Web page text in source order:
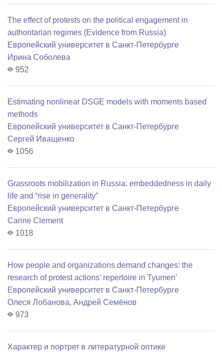
The effect of protests on the political engagement in
authoritarian regimes (Evidence from Russia)
Европейский университет в Санкт-Петербурге
Ирина Соболева
952
Estimating nonlinear DSGE models with moments based
methods
Европейский университет в Санкт-Петербурге
Сергей Иващенко
1056
Grassroots mobilization in Russia: embeddedness in daily
life and “rise in generality”
Европейский университет в Санкт-Петербурге
Carine Clement
1018
How people and organizations demand changes: the
research of protest actions’ repertoire in Tyumen’
Европейский университет в Санкт-Петербурге
Олеся Лобанова, Андрей Семёнов
973
Характер и портрет в литературной оптике